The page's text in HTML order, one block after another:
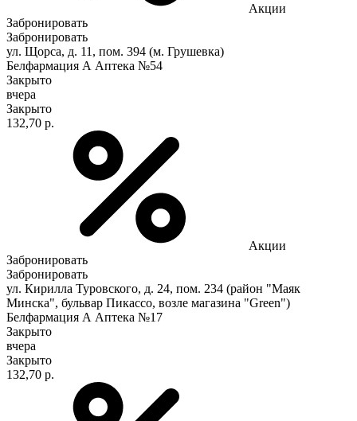
Акции
Забронировать
Забронировать
ул. Щорса, д. 11, пом. 394 (м. Грушевка)
Белфармация А Аптека №54
Закрыто
вчера
Закрыто
132,70 р.
Акции
Забронировать
Забронировать
ул. Кирилла Туровского, д. 24, пом. 234 (район "Маяк
Минска", бульвар Пикассо, возле магазина "Green")
Белфармация А Аптека №17
Закрыто
вчера
Закрыто
132,70 р.